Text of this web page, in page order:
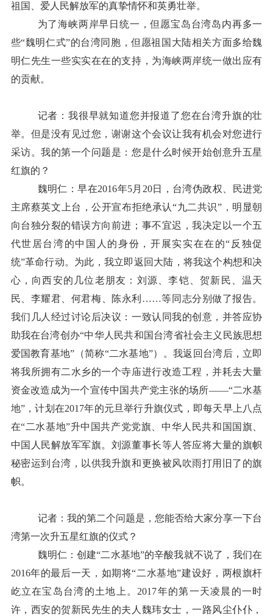
祖国、爱人民解放军的真挚情怀和英勇壮举。
为了海峡两岸早日统一，但愿宝岛台湾岛内再多一
些“魏明仁式”的台湾同胞，但愿祖国大陆相关方面多给魏
明仁先生一些实实在在的支持，为海峡两岸统一做出应有
的贡献。
记者：我很早就知道您并报道了您在台湾升旗的壮
举。但是没有见过您，谢谢这个会议让我有机会对您进行
采访。我的第一个问题是：您是什么时候开始创意升五星
红旗的？
魏明仁：早在2016年5月20日，台湾伪政权、民进党
主席蔡英文上台，公开宣布拒绝承认“九二共识”，明显朝
向台独分裂的错误方向前进；事不宜迟，我决定以一个五
代世居台湾的中国人的身份，开展实实在在的“反独促
统”革命行动。为此，我立即返回大陆，将我这个构想和决
心，向西安的几位老朋友：刘源、李铠、贺新民、温天
民、李耀君、何君梅、陈永利……等同志分别做了报告。
我们几人经过讨论后决议：一致认同我的创意，并答应协
助我在台湾创办“中华人民共和国台湾省社会主义民族思想
爱国教育基地”（简称“二水基地”）。我返回台湾后，立即
将我所拥有二水乡的一个寺庙进行改造工程，并耗去大量
资金改造成为一个宣传中国共产党主张的场所——“二水基
地”，计划在2017年的元旦举行升旗仪式，即每天早上八点
在“二水基地”升中国共产党党旗、中华人民共和国国旗、
中国人民解放军军旗。刘源董事长等人答应将大量的旗帜
秘密运到台湾，以供我升旗和更换被风吹雨打用旧了的旗
帜。
记者：我的第二个问题是，您能否给大家分享一下台
湾第一次升五星红旗的仪式？
魏明仁：创建“二水基地”的辛酸我就不说了，我们在
2016年的最后一天，如期将“二水基地”建设好，两根旗杆
屹立在宝岛台湾的土地上。 2017年的第一天凌晨的一时
许，西安的贺新民先生的夫人魏玮女士，一路风尘仆仆，